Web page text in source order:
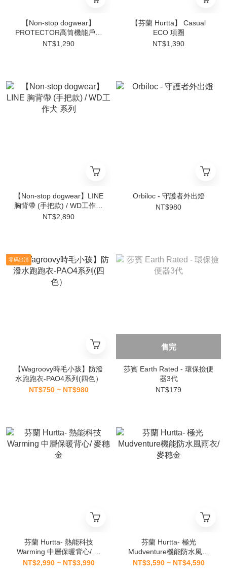
【Non-stop dogwear】
PROTECTOR高筒機能戶外
鞋
NT$1,290
【芬蘭 Hurtta】 Casual
ECO 項圈
NT$1,390
【Non-stop dogwear】LINE
胸背帶 (手把款) / WD工作犬
系列
NT$2,890
Orbiloc - 守護者外出燈
NT$980
零碼出清
【Wagroovy時毛小孩】防潑
水跑跑衣-PAO4系列(四色）
NT$750 ~ NT$980
售完
莎賓 Earth Rated - 環保撿便
器3代
NT$179
芬蘭 Hurtta- 熱能科技
Warming 中層保暖背心/ 麥
穗金
NT$2,990 ~ NT$3,990
芬蘭 Hurtta- 極光
Mudventure機能防水風雨
衣/ 麥穗金
NT$3,590 ~ NT$4,590